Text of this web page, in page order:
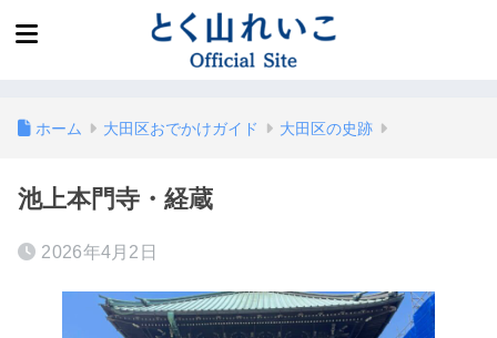
ホーム 大田区おでかけガイド 大田区の史跡
池上本門寺・経蔵
2026年4月2日